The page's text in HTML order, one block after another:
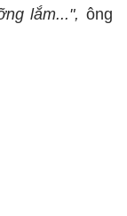
lắm...", ông